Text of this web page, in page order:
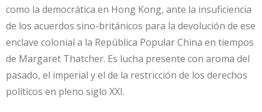
como la democrática en Hong Kong, ante la insuficiencia
de los acuerdos sino-británicos para la devolución de ese
enclave colonial a la República Popular China en tiempos
de Margaret Thatcher. Es lucha presente con aroma del
pasado, el imperial y el de la restricción de los derechos
políticos en pleno siglo XXI.